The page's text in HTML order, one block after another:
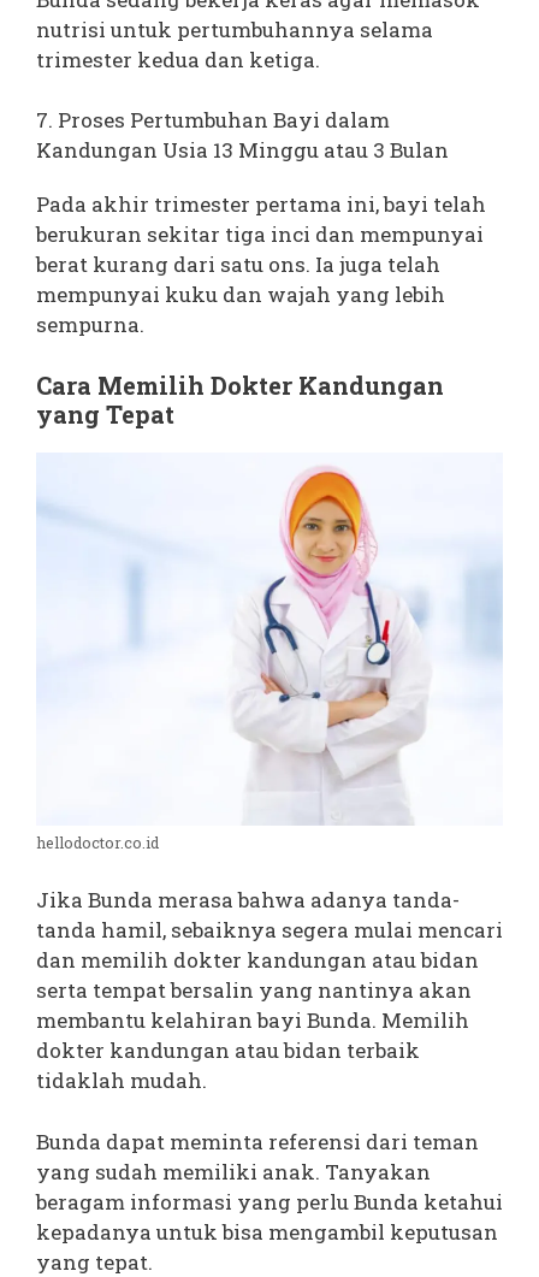
nutrisi untuk pertumbuhannya selama
trimester kedua dan ketiga.
7. Proses Pertumbuhan Bayi dalam
Kandungan Usia 13 Minggu atau 3 Bulan
Pada akhir trimester pertama ini, bayi telah
berukuran sekitar tiga inci dan mempunyai
berat kurang dari satu ons. Ia juga telah
mempunyai kuku dan wajah yang lebih
sempurna.
Cara Memilih Dokter Kandungan
yang Tepat
hellodoctor.co.id
Jika Bunda merasa bahwa adanya tanda-
tanda hamil, sebaiknya segera mulai mencari
dan memilih dokter kandungan atau bidan
serta tempat bersalin yang nantinya akan
membantu kelahiran bayi Bunda. Memilih
dokter kandungan atau bidan terbaik
tidaklah mudah.
Bunda dapat meminta referensi dari teman
yang sudah memiliki anak. Tanyakan
beragam informasi yang perlu Bunda ketahui
kepadanya untuk bisa mengambil keputusan
yang tepat.